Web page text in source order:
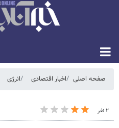
جمعه ۱۶ مرداد ۱۴۰۵
صفحه اصلی اخبار اقتصادی انرژی
۲ نفر